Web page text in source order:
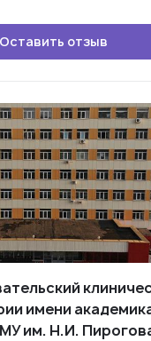
Оставить отзыв
имени
им. Н.И.